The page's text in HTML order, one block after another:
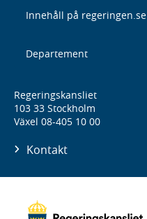
Innehåll på regeringen.se
Departement
Regeringskansliet
103 33 Stockholm
Växel 08-405 10 00
Kontakt